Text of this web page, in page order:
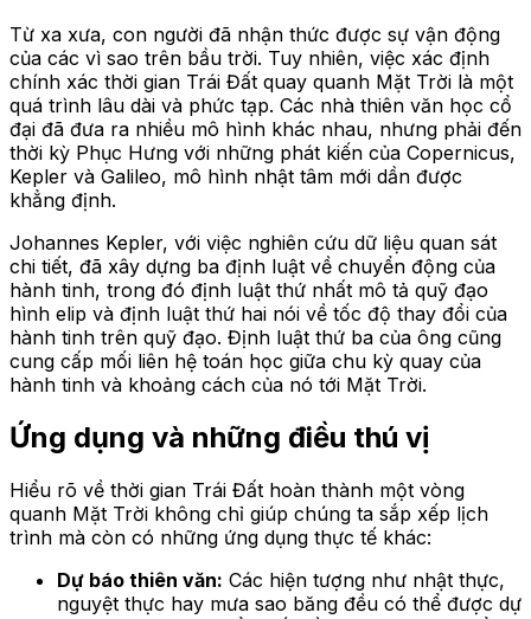
Từ xa xưa, con người đã nhận thức được sự vận động
của các vì sao trên bầu trời. Tuy nhiên, việc xác định
chính xác thời gian Trái Đất quay quanh Mặt Trời là một
quá trình lâu dài và phức tạp. Các nhà thiên văn học cổ
đại đã đưa ra nhiều mô hình khác nhau, nhưng phải đến
thời kỳ Phục Hưng với những phát kiến của Copernicus,
Kepler và Galileo, mô hình nhật tâm mới dần được
khẳng định.
Johannes Kepler, với việc nghiên cứu dữ liệu quan sát
chi tiết, đã xây dựng ba định luật về chuyển động của
hành tinh, trong đó định luật thứ nhất mô tả quỹ đạo
hình elip và định luật thứ hai nói về tốc độ thay đổi của
hành tinh trên quỹ đạo. Định luật thứ ba của ông cũng
cung cấp mối liên hệ toán học giữa chu kỳ quay của
hành tinh và khoảng cách của nó tới Mặt Trời.
Ứng dụng và những điều thú vị
Hiểu rõ về thời gian Trái Đất hoàn thành một vòng
quanh Mặt Trời không chỉ giúp chúng ta sắp xếp lịch
trình mà còn có những ứng dụng thực tế khác:
Dự báo thiên văn: Các hiện tượng như nhật thực,
nguyệt thực hay mưa sao băng đều có thể được dự